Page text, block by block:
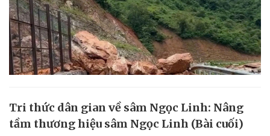
Tri thức dân gian về sâm Ngọc Linh: Nâng
tầm thương hiệu sâm Ngọc Linh (Bài cuối)